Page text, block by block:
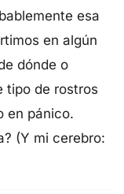
esa
en algún
dónde o
tipo de rostros
en pánico.
(Y mi cerebro: